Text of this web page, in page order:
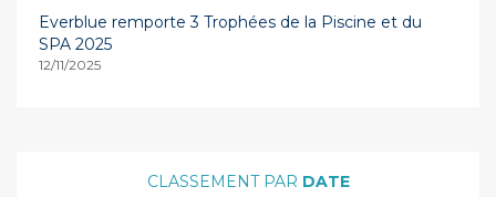
Everblue remporte 3 Trophées de la Piscine et du
SPA 2025
12/11/2025
DATE